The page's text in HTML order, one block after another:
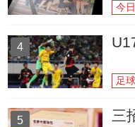
今
4
足
5 三